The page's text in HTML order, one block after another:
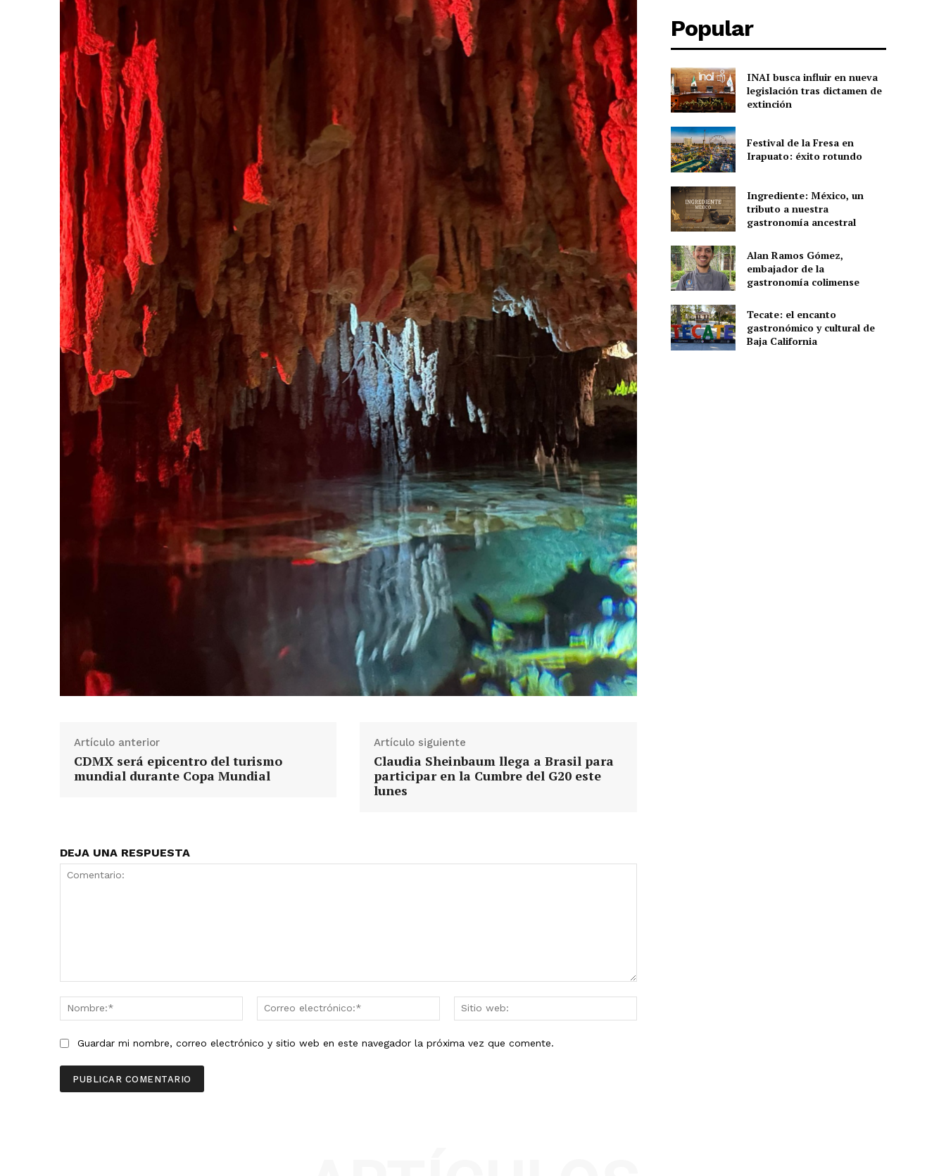
Artículo anterior
CDMX será epicentro del turismo
mundial durante Copa Mundial
Artículo siguiente
Claudia Sheinbaum llega a Brasil para
participar en la Cumbre del G20 este
lunes
DEJA UNA RESPUESTA
Nombre:*
Correo
electrónico:*
web:
Guardar mi nombre, correo electrónico y sitio web en este navegador la próxima vez que comente.
Popular
INAI busca influir en nueva
legislación tras dictamen de
extinción
Festival de la Fresa en
Irapuato: éxito rotundo
Ingrediente: México, un
tributo a nuestra
gastronomía ancestral
Alan Ramos Gómez,
embajador de la
gastronomía colimense
Tecate: el encanto
gastronómico y cultural de
Baja California